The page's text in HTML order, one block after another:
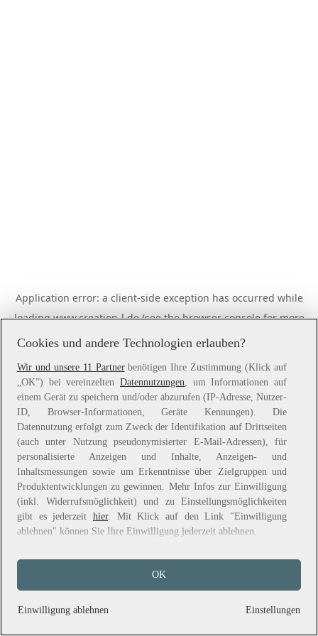
Application error: a client-side exception has occurred while
loadingwww.creation-l.de(see the browser consolefor more
information).
Cookies und andere Technologien erlauben?
Wir und unsere 11 Partnerbenötigen Ihre Zustimmung (Klick auf
„OK”) bei vereinzelten Datennutzungen, um Informationen auf
einem Gerät zu speichern und/oder abzurufen (IP-Adresse, Nutzer-
ID, Browser-Informationen, Geräte Kennungen). Die
Datennutzung erfolgt zum Zweck der Identifikation auf Drittseiten
(auch unter Nutzung pseudonymisierter E-Mail-Adressen), für
personalisierte Anzeigen und Inhalte, Anzeigen- und
Inhaltsmessungen sowie um Erkenntnisse über Zielgruppen und
Produktentwicklungen zu gewinnen. Mehr Infos zur Einwilligung
(inkl. Widerrufsmöglichkeit) und zu Einstellungsmöglichkeiten
gibt es jederzeit hier. Mit Klick auf den Link "Einwilligung
ablehnen" können Sie Ihre Einwilligung jederzeit ablehnen.
Sie können Ihre Einwilligung auch jederzeit grundlos mit Wirkung
für die Zukunft widerrufen, indem Sie z. B. auf den Button
"Cookie-Einstellungen" im Footer der Website und "Alle
ablehnen" klicken.
Einstellungen
Einwilligung ablehnen
OK